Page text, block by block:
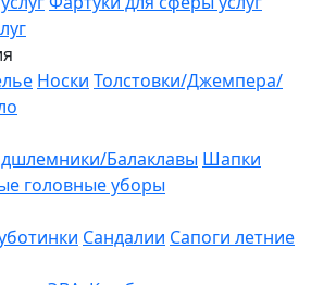
Носки Толстовки/Джемпера/
Балаклавы Шапки
головные уборы
Сандалии Сапоги летние